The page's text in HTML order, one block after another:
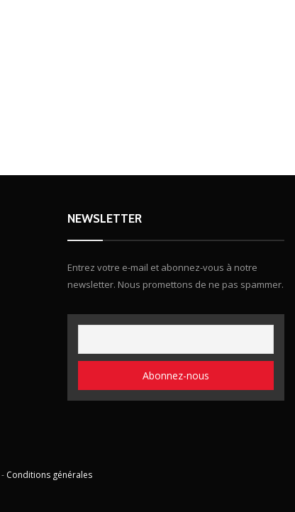
NEWSLETTER
Entrez votre e-mail et abonnez-vous à notre
newsletter. Nous promettons de ne pas spammer.
- Conditions générales